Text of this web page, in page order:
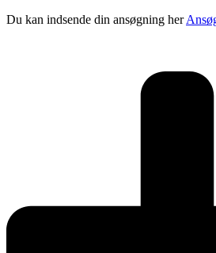
Du kan indsende din ansøgning her